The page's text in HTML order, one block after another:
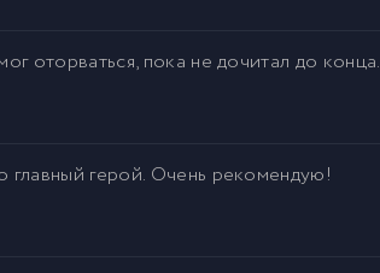
оторваться, пока не дочитал до конца.
герой. Очень рекомендую!